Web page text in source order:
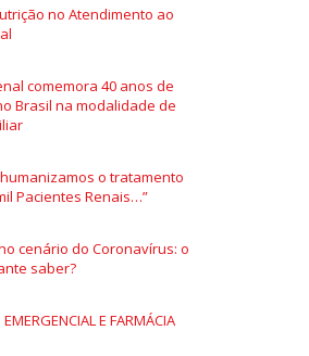
no Atendimento ao
comemora 40 anos de
Brasil na modalidade de
humanizamos o tratamento
Pacientes Renais…”
cenário do Coronavírus: o
saber?
E FARMÁCIA